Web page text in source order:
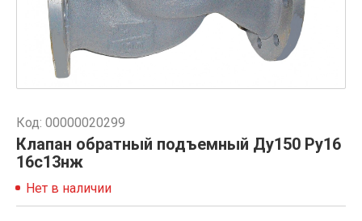
Код: 00000020299
Клапан обратный подъемный Ду150 Ру16
16с13нж
Нет в наличии